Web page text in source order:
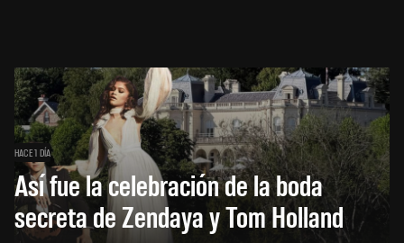
HACE 1 DÍA
Así fue la celebración de la boda
secreta de Zendaya y Tom Holland